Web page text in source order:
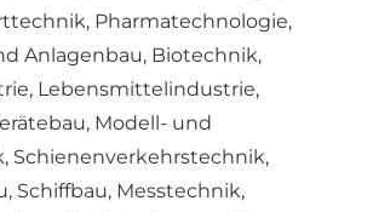
Pharmatechnologie,
Anlagenbau, Biotechnik,
Lebensmittelindustrie,
Modell- und
Schienenverkehrstechnik,
Schiffbau, Messtechnik,